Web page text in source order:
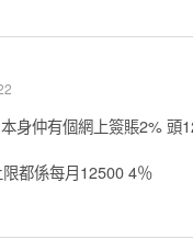
身仲有個網上簽賬2% 頭
都係每月12500 4％